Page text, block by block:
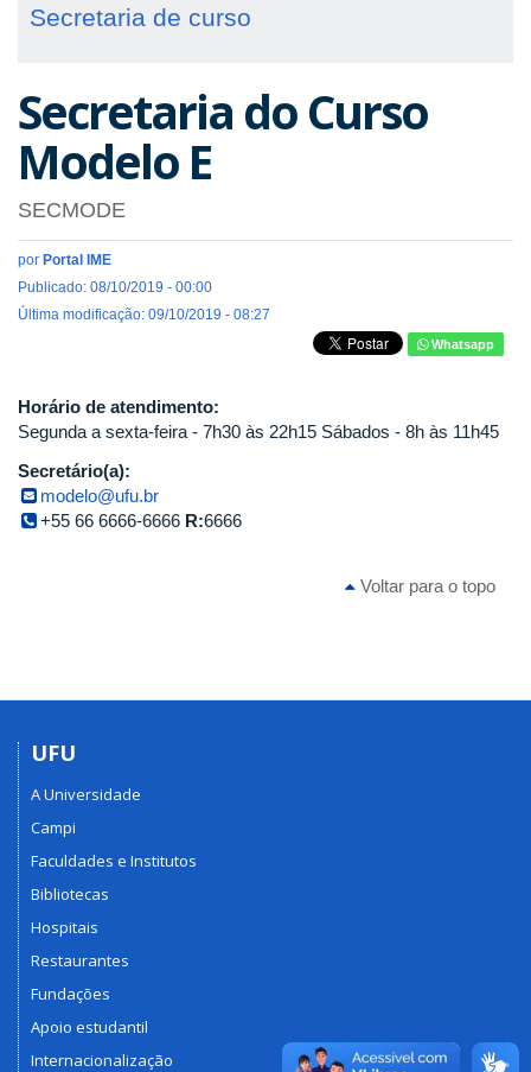
Secretaria de curso
Secretaria do Curso
Modelo E
SECMODE
por Portal IME
Publicado: 08/10/2019 - 00:00
Última modificação: 09/10/2019 - 08:27
Whatsapp
Horário de atendimento:
Segunda a sexta-feira - 7h30 às 22h15 Sábados - 8h às 11h45
Secretário(a):
modelo@ufu.br
+55 66 6666-6666 R:6666
Voltar para o topo
UFU
A Universidade
Campi
Faculdades e Institutos
Bibliotecas
Hospitais
Restaurantes
Fundações
Apoio estudantil
Internacionalização